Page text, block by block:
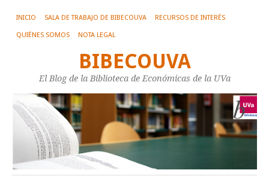
INICIO SALA DE TRABAJO DE BIBECOUVA RECURSOS DE INTERÉS
QUIÉNES SOMOS NOTA LEGAL
BIBECOUVA
El Blog de la Biblioteca de Económicas de la UVa